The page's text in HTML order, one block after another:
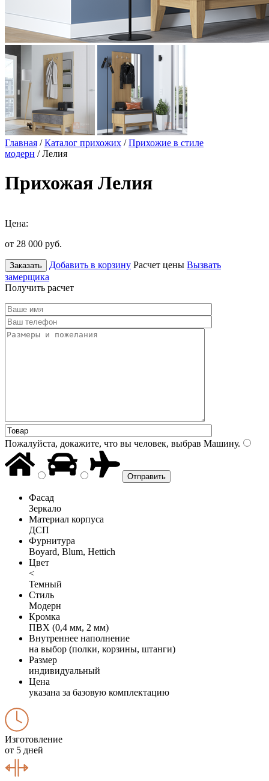
Главная /Каталог прихожих /Прихожие в стиле
модерн / Лелия
Прихожая Лелия
Цена:
от 28 000 руб.
Заказать Добавить в корзину Расчет цены Вызвать
замерщика
Получить расчет
Пожалуйста, докажите, что вы человек, выбрав Машину.
Фасад
Зеркало
Материал корпуса
ДСП
Фурнитура
Boyard, Blum, Hettich
Цвет
<
Темный
Стиль
Модерн
Кромка
ПВХ (0,4 мм, 2 мм)
Внутреннее наполнение
на выбор (полки, корзины, штанги)
Размер
индивидуальный
Цена
указана за базовую комплектацию
Изготовление
от 5 дней